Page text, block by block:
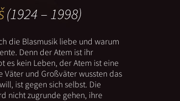
(1924 – 1998)
die Blasmusik liebe und warum
Denn der Atem ist ihr
es kein Leben, der Atem ist eine
Väter und Großväter wussten das
ist gegen sich selbst. Die
nicht zugrunde gehen, ihre